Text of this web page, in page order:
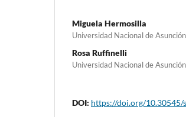
Miguela Hermosilla
Universidad Nacional de Asunción
Rosa Ruffinelli
Universidad Nacional de Asunción
DOI: https://doi.org/10.30545/